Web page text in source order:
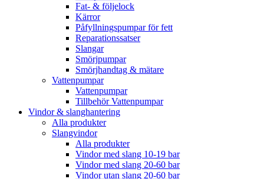
Fat- & följelock
Kärror
Påfyllningspumpar för fett
Reparationssatser
Slangar
Smörjpumpar
Smörjhandtag & mätare
Vattenpumpar
Vattenpumpar
Tillbehör Vattenpumpar
Vindor & slanghantering
Alla produkter
Slangvindor
Alla produkter
Vindor med slang 10-19 bar
Vindor med slang 20-60 bar
Vindor utan slang 20-60 bar